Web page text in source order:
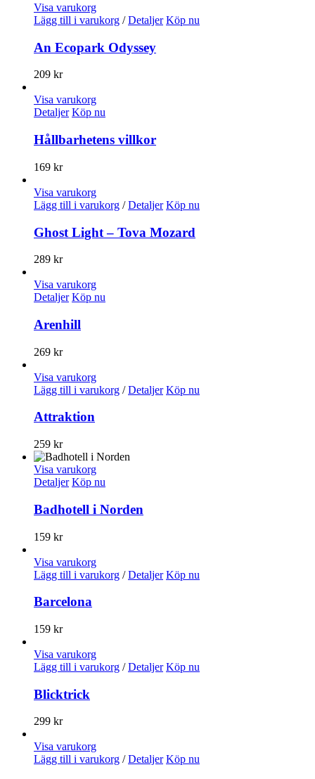
Visa varukorg
Lägg till i varukorg / Detaljer Köp nu
An Ecopark Odyssey
209 kr
Visa varukorg
Detaljer Köp nu
Hållbarhetens villkor
169 kr
Visa varukorg
Lägg till i varukorg / Detaljer Köp nu
Ghost Light – Tova Mozard
289 kr
Visa varukorg
Detaljer Köp nu
Arenhill
269 kr
Visa varukorg
Lägg till i varukorg / Detaljer Köp nu
Attraktion
259 kr
Visa varukorg
Detaljer Köp nu
Badhotell i Norden
159 kr
Visa varukorg
Lägg till i varukorg / Detaljer Köp nu
Barcelona
159 kr
Visa varukorg
Lägg till i varukorg / Detaljer Köp nu
Blicktrick
299 kr
Visa varukorg
Lägg till i varukorg / Detaljer Köp nu